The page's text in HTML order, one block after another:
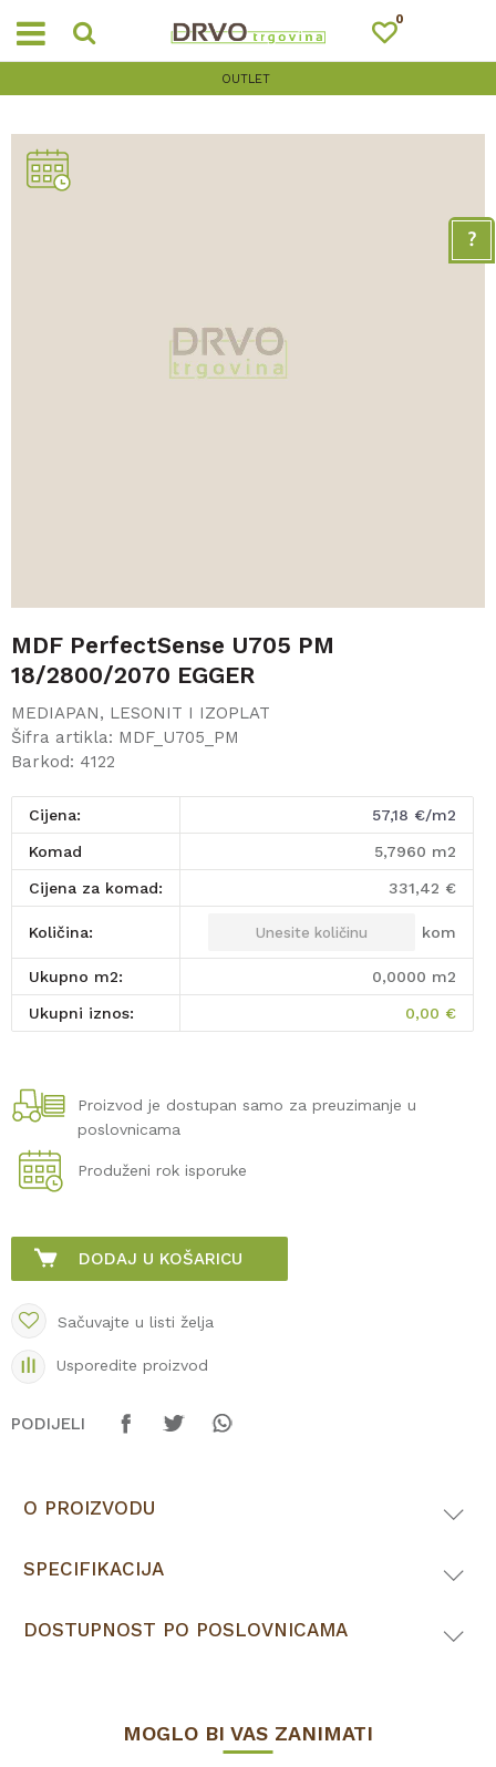
0
OUTLET
MDF PerfectSense U705 PM
18/2800/2070 EGGER
MEDIAPAN, LESONIT I IZOPLAT
Šifra artikla: MDF_U705_PM
Barkod: 4122
Cijena: 57,18 €/m2
komad 5,7960 m2
Cijena za komad: 331,42 €
Količina: kom
Ukupno m2: 0,0000 m2
Ukupni iznos: 0,00 €
Proizvod je dostupan samo za preuzimanje u
poslovnicama
Produženi rok isporuke
DODAJ U KOŠARICU
Sačuvajte u listi želja
Usporedite proizvod
PODIJELI
O PROIZVODU
SPECIFIKACIJA
DOSTUPNOST PO POSLOVNICAMA
MOGLO BI VAS ZANIMATI